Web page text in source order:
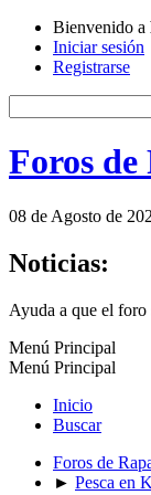
Bienvenido a
Iniciar sesión
Registrarse
Foros de
08 de Agosto de
Noticias:
Ayuda a que el
Menú Principal
Menú Principal
Inicio
Buscar
Foros de
► Pesca en